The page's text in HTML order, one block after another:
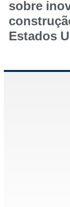
sobre
Estados